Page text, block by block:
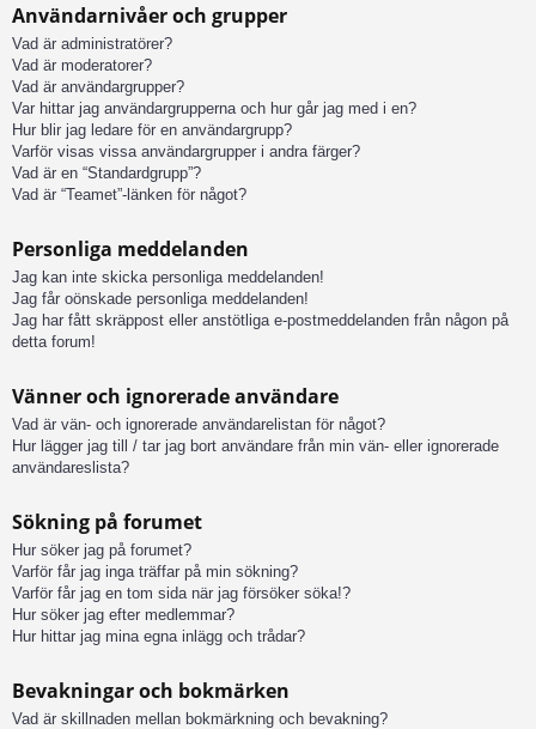
Användarnivåer och grupper
Vad är administratörer?
Vad är moderatorer?
Vad är användargrupper?
Var hittar jag användargrupperna och hur går jag med i en?
Hur blir jag ledare för en användargrupp?
Varför visas vissa användargrupper i andra färger?
Vad är en “Standardgrupp”?
Vad är “Teamet”-länken för något?
Personliga meddelanden
Jag kan inte skicka personliga meddelanden!
Jag får oönskade personliga meddelanden!
Jag har fått skräppost eller anstötliga e-postmeddelanden från någon på
detta forum!
Vänner och ignorerade användare
Vad är vän- och ignorerade användarelistan för något?
Hur lägger jag till / tar jag bort användare från min vän- eller ignorerade
användareslista?
Sökning på forumet
Hur söker jag på forumet?
Varför får jag inga träffar på min sökning?
Varför får jag en tom sida när jag försöker söka!?
Hur söker jag efter medlemmar?
Hur hittar jag mina egna inlägg och trådar?
Bevakningar och bokmärken
Vad är skillnaden mellan bokmärkning och bevakning?